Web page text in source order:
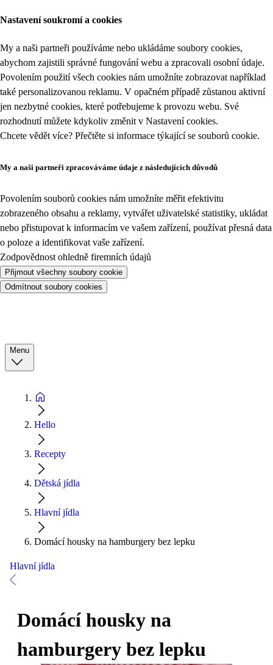
Nastavení soukromí a cookies
My a naši partneři používáme nebo ukládáme soubory cookies,
abychom zajistili správné fungování webu a zpracovali osobní údaje.
Povolením použití všech cookies nám umožníte zobrazovat například
také personalizovanou reklamu. V opačném případě zůstanou aktivní
jen nezbytné cookies, které potřebujeme k provozu webu. Své
rozhodnutí můžete kdykoliv změnit v Nastavení cookies.
Chcete vědět více? Přečtěte si informace týkající se souborů cookie.
My a naši partneři zpracováváme údaje z následujících důvodů
Povolením souborů cookies nám umožníte měřit efektivitu
zobrazeného obsahu a reklamy, vytvářet uživatelské statistiky, ukládat
nebo přistupovat k informacím ve vašem zařízení, používat přesná data
o poloze a identifikovat vaše zařízení.
Zodpovědnost ohledně firemních údajů
Přijmout všechny soubory cookie
Odmítnout soubory cookies
Menu
Hello
Recepty
Dětská jídla
Hlavní jídla
Domácí housky na hamburgery bez lepku
Hlavní jídla
Domácí housky na
hamburgery bez lepku